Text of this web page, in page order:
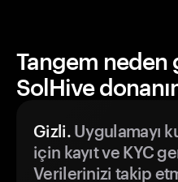
Tangem neden
SolHive
Gizli.Uygulamayı
için kayıt ve KYC
Verilerinizi takip